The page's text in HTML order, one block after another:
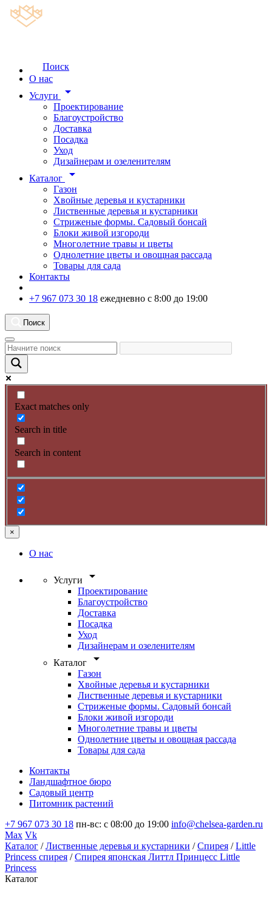
Поиск
О нас
Услуги
arrow_drop_down
Проектирование
Благоустройство
Доставка
Посадка
Уход
Дизайнерам и озеленителям
Каталог
arrow_drop_down
Газон
Хвойные деревья и кустарники
Лиственные деревья и кустарники
Стриженые формы. Садовый бонсай
Блоки живой изгороди
Многолетние травы и цветы
Однолетние цветы и овощная рассада
Товары для сада
Контакты
+7 967 073 30 18 ежедневно с 8:00 до 19:00
Поиск
Exact matches only
Search in title
Search in content
×
О нас
Услуги arrow_drop_down
Проектирование
Благоустройство
Доставка
Посадка
Уход
Дизайнерам и озеленителям
Каталог
arrow_drop_down
Газон
Хвойные деревья и кустарники
Лиственные деревья и кустарники
Стриженые формы. Садовый бонсай
Блоки живой изгороди
Многолетние травы и цветы
Однолетние цветы и овощная рассада
Товары для сада
Контакты
Ландшафтное бюро
Садовый центр
Питомник растений
+7 967 073 30 18 пн-вс: с 08:00 до 19:00 info@chelsea-garden.ru
Max Vk
Каталог /Лиственные деревья и кустарники /Спирея /Little
Princess спирея /Спирея японская Литтл Принцесс Little
Princess
Каталог